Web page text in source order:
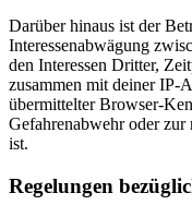
Darüber hinaus ist der
Interessenabwägung
den Interessen Dritter,
zusammen mit deiner IP-
übermittelter Browser-
Gefahrenabwehr oder
ist.
Regelungen